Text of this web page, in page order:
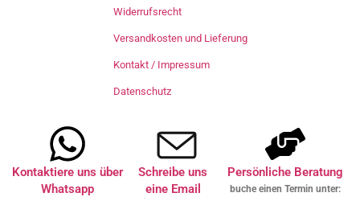
Widerrufsrecht
Versandkosten und Lieferung
Kontakt / Impressum
Datenschutz
Kontaktiere uns über
Whatsapp
Schreibe uns
eine Email
Persönliche Beratung
buche einen Termin unter: